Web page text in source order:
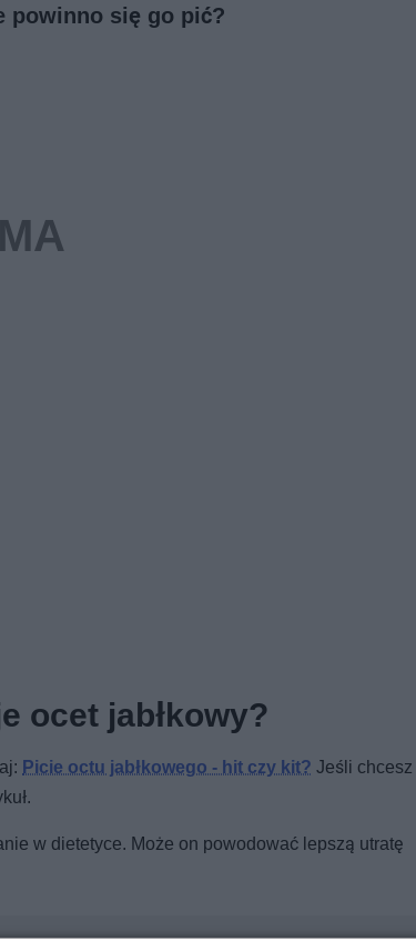
powinno się go pić?
ocet jabłkowy?
Picie octu jabłkowego - hit czy kit? Jeśli chcesz
w dietetyce. Może on powodować lepszą utratę